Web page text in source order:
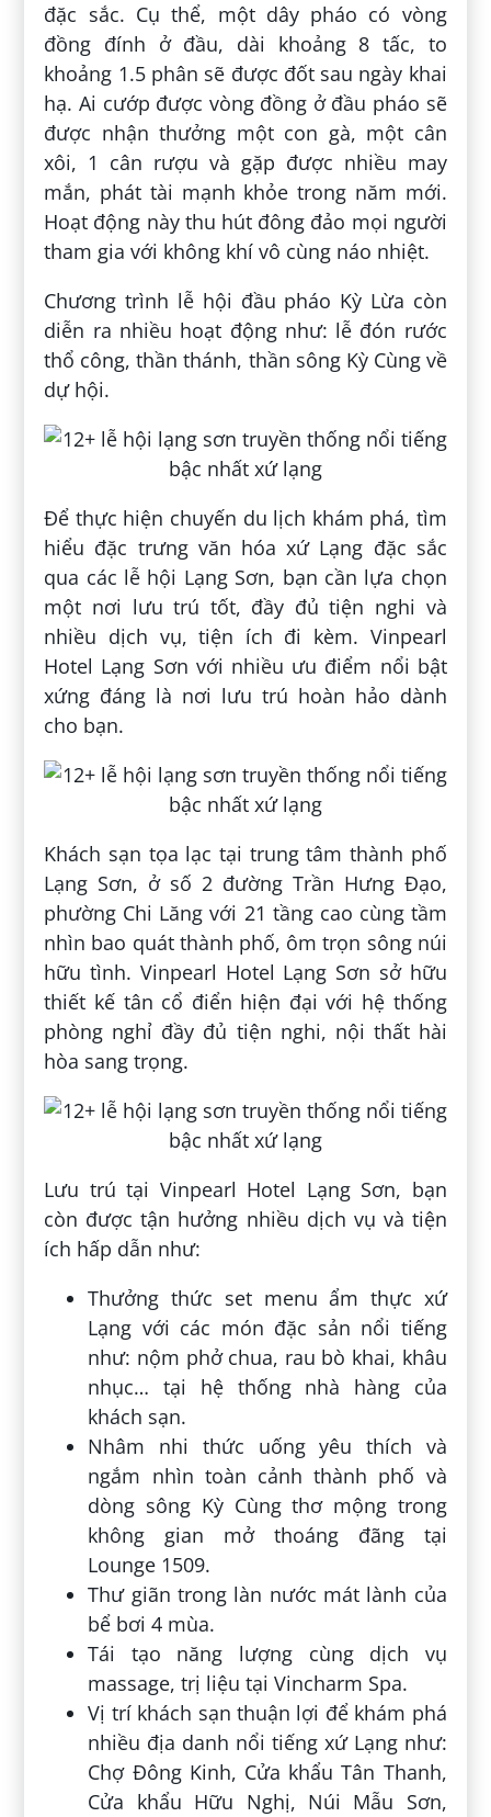
đặc sắc. Cụ thể, một dây pháo có vòng
đồng đính ở đầu, dài khoảng 8 tấc, to
khoảng 1.5 phân sẽ được đốt sau ngày khai
hạ. Ai cướp được vòng đồng ở đầu pháo sẽ
được nhận thưởng một con gà, một cân
xôi, 1 cân rượu và gặp được nhiều may
mắn, phát tài mạnh khỏe trong năm mới.
Hoạt động này thu hút đông đảo mọi người
tham gia với không khí vô cùng náo nhiệt.
Chương trình lễ hội đầu pháo Kỳ Lừa còn
diễn ra nhiều hoạt động như: lễ đón rước
thổ công, thần thánh, thần sông Kỳ Cùng về
dự hội.
Để thực hiện chuyến du lịch khám phá, tìm
hiểu đặc trưng văn hóa xứ Lạng đặc sắc
qua các lễ hội Lạng Sơn, bạn cần lựa chọn
một nơi lưu trú tốt, đầy đủ tiện nghi và
nhiều dịch vụ, tiện ích đi kèm. Vinpearl
Hotel Lạng Sơn với nhiều ưu điểm nổi bật
xứng đáng là nơi lưu trú hoàn hảo dành
cho bạn.
Khách sạn tọa lạc tại trung tâm thành phố
Lạng Sơn, ở số 2 đường Trần Hưng Đạo,
phường Chi Lăng với 21 tầng cao cùng tầm
nhìn bao quát thành phố, ôm trọn sông núi
hữu tình. Vinpearl Hotel Lạng Sơn sở hữu
thiết kế tân cổ điển hiện đại với hệ thống
phòng nghỉ đầy đủ tiện nghi, nội thất hài
hòa sang trọng.
Lưu trú tại Vinpearl Hotel Lạng Sơn, bạn
còn được tận hưởng nhiều dịch vụ và tiện
ích hấp dẫn như:
Thưởng thức set menu ẩm thực xứ
Lạng với các món đặc sản nổi tiếng
như: nộm phở chua, rau bò khai, khâu
nhục… tại hệ thống nhà hàng của
khách sạn.
Nhâm nhi thức uống yêu thích và
ngắm nhìn toàn cảnh thành phố và
dòng sông Kỳ Cùng thơ mộng trong
không gian mở thoáng đãng tại
Lounge 1509.
Thư giãn trong làn nước mát lành của
bể bơi 4 mùa.
Tái tạo năng lượng cùng dịch vụ
massage, trị liệu tại Vincharm Spa.
Vị trí khách sạn thuận lợi để khám phá
nhiều địa danh nổi tiếng xứ Lạng như:
Chợ Đông Kinh, Cửa khẩu Tân Thanh,
Cửa khẩu Hữu Nghị, Núi Mẫu Sơn,